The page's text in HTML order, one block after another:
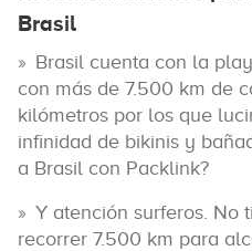
Brasil
Brasil cuenta con la
con más de 7.500 km de
kilómetros por los que
infinidad de bikinis y
a Brasil con Packlink?
Y atención surferos. No
recorrer 7.500 km para